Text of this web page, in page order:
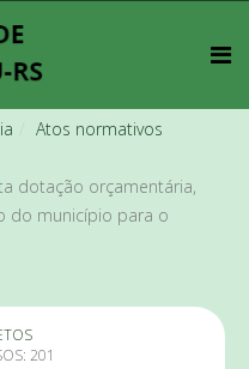
Atos normativos
dotação orçamentária,
do município para o
201